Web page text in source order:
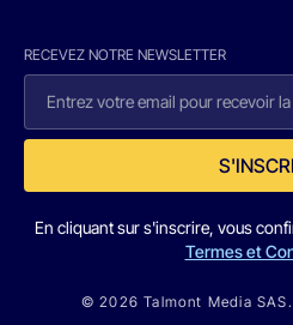
RECEVEZ NOTRE NEWSLETTER
En cliquant sur s'inscrire, vous
Termes et
© 2026 Talmont Media